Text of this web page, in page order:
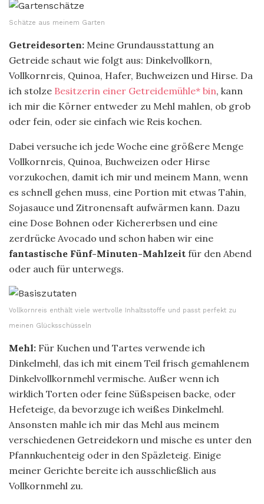
Schätze aus meinem Garten
Getreidesorten: Meine Grundausstattung an
Getreide schaut wie folgt aus: Dinkelvollkorn,
Vollkornreis, Quinoa, Hafer, Buchweizen und Hirse. Da
ich stolze Besitzerin einer Getreidemühle* bin, kann
ich mir die Körner entweder zu Mehl mahlen, ob grob
oder fein, oder sie einfach wie Reis kochen.
Dabei versuche ich jede Woche eine größere Menge
Vollkornreis, Quinoa, Buchweizen oder Hirse
vorzukochen, damit ich mir und meinem Mann, wenn
es schnell gehen muss, eine Portion mit etwas Tahin,
Sojasauce und Zitronensaft aufwärmen kann. Dazu
eine Dose Bohnen oder Kichererbsen und eine
zerdrücke Avocado und schon haben wir eine
fantastische Fünf-Minuten-Mahlzeit für den Abend
oder auch für unterwegs.
Vollkornreis enthält viele wertvolle Inhaltsstoffe und passt perfekt zu
meinen Glücksschüsseln
Mehl: Für Kuchen und Tartes verwende ich
Dinkelmehl, das ich mit einem Teil frisch gemahlenem
Dinkelvollkornmehl vermische. Außer wenn ich
wirklich Torten oder feine Süßspeisen backe, oder
Hefeteige, da bevorzuge ich weißes Dinkelmehl.
Ansonsten mahle ich mir das Mehl aus meinem
verschiedenen Getreidekorn und mische es unter den
Pfannkuchenteig oder in den Späzleteig. Einige
meiner Gerichte bereite ich ausschließlich aus
Vollkornmehl zu.